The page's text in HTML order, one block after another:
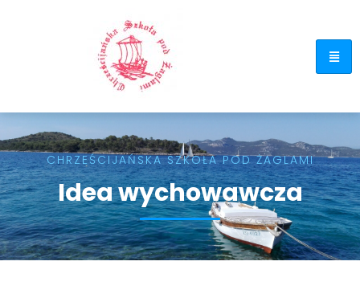
CHRZEŚCIJAŃSKA SZKOŁA POD ŻAGLAMI
Idea wychowawcza